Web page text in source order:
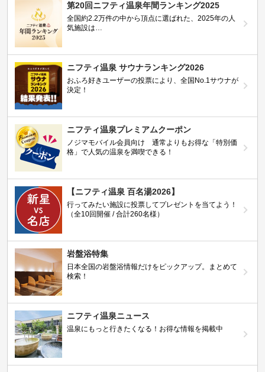
第20回ニフティ温泉年間ランキング2025
全国約2.2万件の中から頂点に選ばれた、2025年の人
気施設は…
ニフティ温泉 サウナランキング2026
おふろ好きユーザーの投票により、全国No.1サウナが
決定！
ニフティ温泉プレミアムクーポン
ノジマモバイル会員向け 通常よりもお得な「特別価
格」で人気の温泉を満喫できる！
【ニフティ温泉 百名湯2026】
行ってみたい施設に投票してプレゼントを当てよう！
（全10回開催 / 合計260名様）
岩盤浴特集
日本全国の岩盤浴情報だけをピックアップ。まとめて
検索！
ニフティ温泉ニュース
温泉にもっと行きたくなる！お得な情報を掲載中